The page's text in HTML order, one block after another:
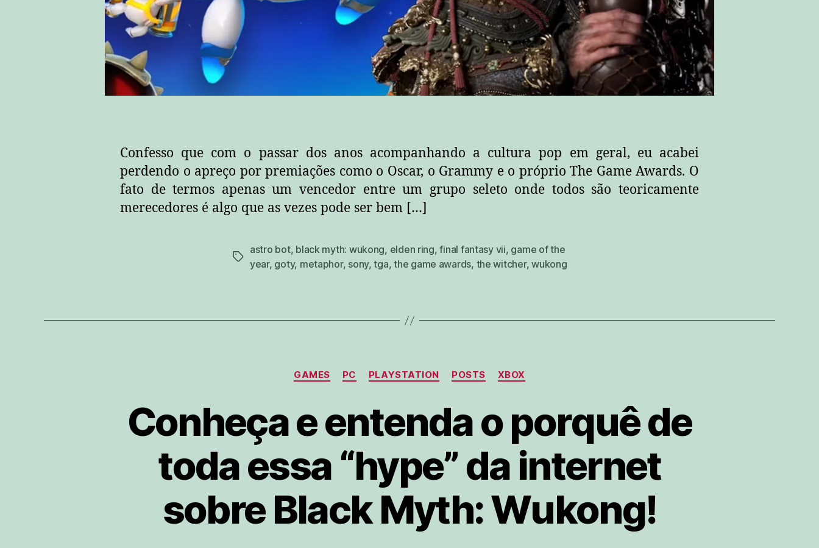
Confesso que com o passar dos anos acompanhando a cultura pop em geral, eu acabei
perdendo o apreço por premiações como o Oscar, o Grammy e o próprio The Game Awards. O
fato de termos apenas um vencedor entre um grupo seleto onde todos são teoricamente
merecedores é algo que as vezes pode ser bem […]
tags
astro bot, black myth: wukong, elden ring,final fantasy vii, game of the
year, goty, metaphor, sony,tga,the game awards, the witcher,wukong
Categorias
GAMES PC PLAYSTATION POSTS XBOX
Conheça e entenda o porquê de
toda essa “hype” da internet
sobre Black Myth: Wukong!